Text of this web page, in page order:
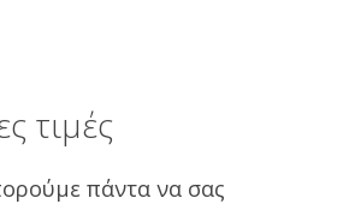
τιμές
πάντα να σας